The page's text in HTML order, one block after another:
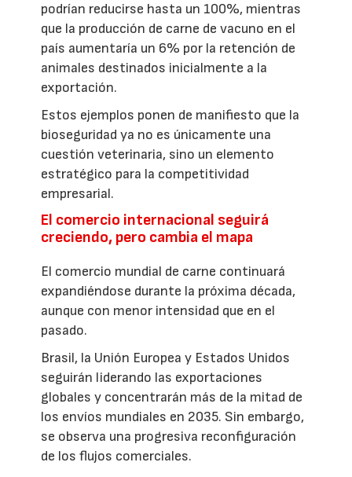
podrían reducirse hasta un 100%, mientras
que la producción de carne de vacuno en el
país aumentaría un 6% por la retención de
animales destinados inicialmente a la
exportación.
Estos ejemplos ponen de manifiesto que la
bioseguridad ya no es únicamente una
cuestión veterinaria, sino un elemento
estratégico para la competitividad
empresarial.
El comercio internacional seguirá
creciendo, pero cambia el mapa
El comercio mundial de carne continuará
expandiéndose durante la próxima década,
aunque con menor intensidad que en el
pasado.
Brasil, la Unión Europea y Estados Unidos
seguirán liderando las exportaciones
globales y concentrarán más de la mitad de
los envíos mundiales en 2035. Sin embargo,
se observa una progresiva reconfiguración
de los flujos comerciales.